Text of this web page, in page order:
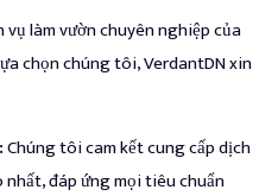
làm vườn chuyên nghiệp của
chọn chúng tôi, VerdantDN xin
Chúng tôi cam kết cung cấp dịch
đáp ứng mọi tiêu chuẩn